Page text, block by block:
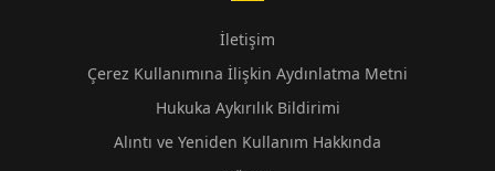
İletişim
Çerez Kullanımına İlişkin Aydınlatma Metni
Hukuka Aykırılık Bildirimi
Alıntı ve Yeniden Kullanım Hakkında